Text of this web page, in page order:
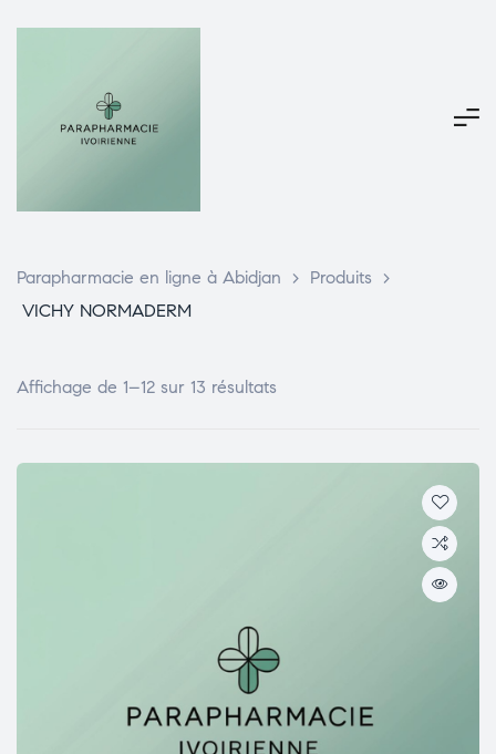
Parapharmacie en ligne à Abidjan > Produits
>
VICHY NORMADERM
Affichage de 1–12 sur 13 résultats